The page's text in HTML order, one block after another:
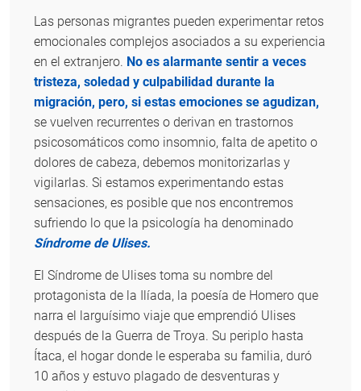
Las personas migrantes pueden experimentar retos
emocionales complejos asociados a su experiencia
en el extranjero. No es alarmante sentir a veces
tristeza, soledad y culpabilidad durante la
migración, pero, si estas emociones se agudizan,
se vuelven recurrentes o derivan en trastornos
psicosomáticos como insomnio, falta de apetito o
dolores de cabeza, debemos monitorizarlas y
vigilarlas. Si estamos experimentando estas
sensaciones, es posible que nos encontremos
sufriendo lo que la psicología ha denominado
Síndrome de Ulises.
El Síndrome de Ulises toma su nombre del
protagonista de la Ilíada, la poesía de Homero que
narra el larguísimo viaje que emprendió Ulises
después de la Guerra de Troya. Su periplo hasta
Ítaca, el hogar donde le esperaba su familia, duró
10 años y estuvo plagado de desventuras y